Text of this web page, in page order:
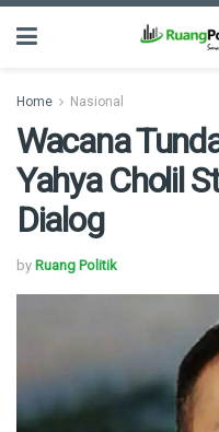
Home Nasional
Wacana
Yahya Cholil
Dialog
by Ruang Politik